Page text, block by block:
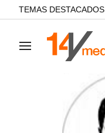
common.go-to-content
TEMAS DESTACADOS
Navegación